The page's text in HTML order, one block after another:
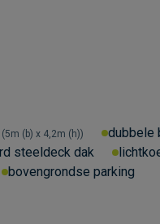
5m (b) x 4,2m (h)
dubbele
steeldeck dak
bovengrondse parking